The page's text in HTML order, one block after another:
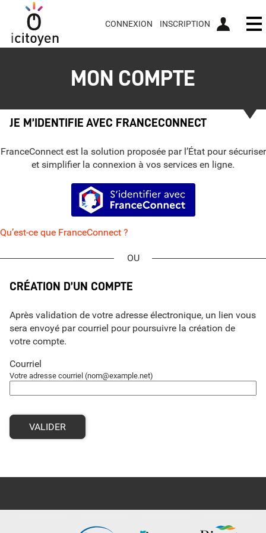
CONNEXION INSCRIPTION
MON COMPTE
JE M’IDENTIFIE AVEC FRANCECONNECT
FranceConnect est la solution proposée par l’État pour sécuriser
et simplifier la connexion à vos services en ligne.
S’identifier avec FranceConnect
Qu’est-ce que FranceConnect ?
CRÉATION D’UN COMPTE
Après validation de votre adresse électronique, un lien vous
sera envoyé par courriel pour poursuivre la création de
votre compte.
Courriel
Votre adresse courriel (nom@example.net)
VALIDER